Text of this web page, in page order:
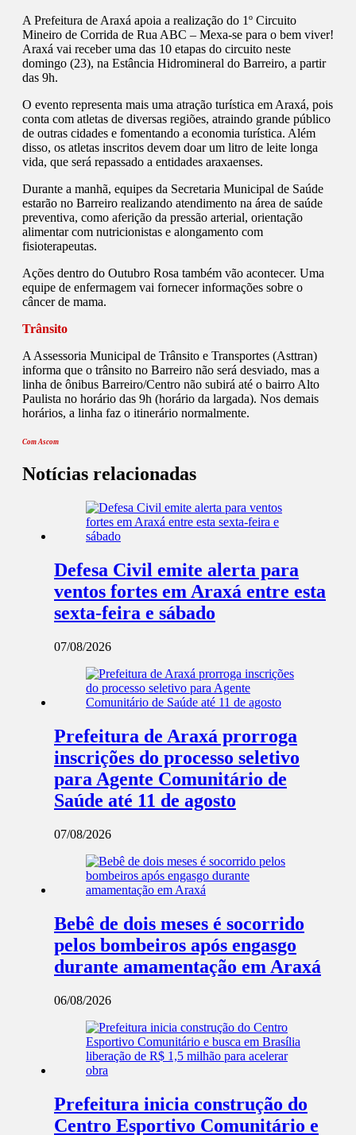
A Prefeitura de Araxá apoia a realização do 1º Circuito
Mineiro de Corrida de Rua ABC – Mexa-se para o bem viver!
Araxá vai receber uma das 10 etapas do circuito neste
domingo (23), na Estância Hidromineral do Barreiro, a partir
das 9h.
O evento representa mais uma atração turística em Araxá, pois
conta com atletas de diversas regiões, atraindo grande público
de outras cidades e fomentando a economia turística. Além
disso, os atletas inscritos devem doar um litro de leite longa
vida, que será repassado a entidades araxaenses.
Durante a manhã, equipes da Secretaria Municipal de Saúde
estarão no Barreiro realizando atendimento na área de saúde
preventiva, como aferição da pressão arterial, orientação
alimentar com nutricionistas e alongamento com
fisioterapeutas.
Ações dentro do Outubro Rosa também vão acontecer. Uma
equipe de enfermagem vai fornecer informações sobre o
câncer de mama.
Trânsito
A Assessoria Municipal de Trânsito e Transportes (Asttran)
informa que o trânsito no Barreiro não será desviado, mas a
linha de ônibus Barreiro/Centro não subirá até o bairro Alto
Paulista no horário das 9h (horário da largada). Nos demais
horários, a linha faz o itinerário normalmente.
Com Ascom
Notícias relacionadas
Defesa Civil emite alerta para
ventos fortes em Araxá entre esta
sexta-feira e sábado
07/08/2026
Prefeitura de Araxá prorroga
inscrições do processo seletivo
para Agente Comunitário de
Saúde até 11 de agosto
07/08/2026
Bebê de dois meses é socorrido
pelos bombeiros após engasgo
durante amamentação em Araxá
06/08/2026
Prefeitura inicia construção do
Centro Esportivo Comunitário e